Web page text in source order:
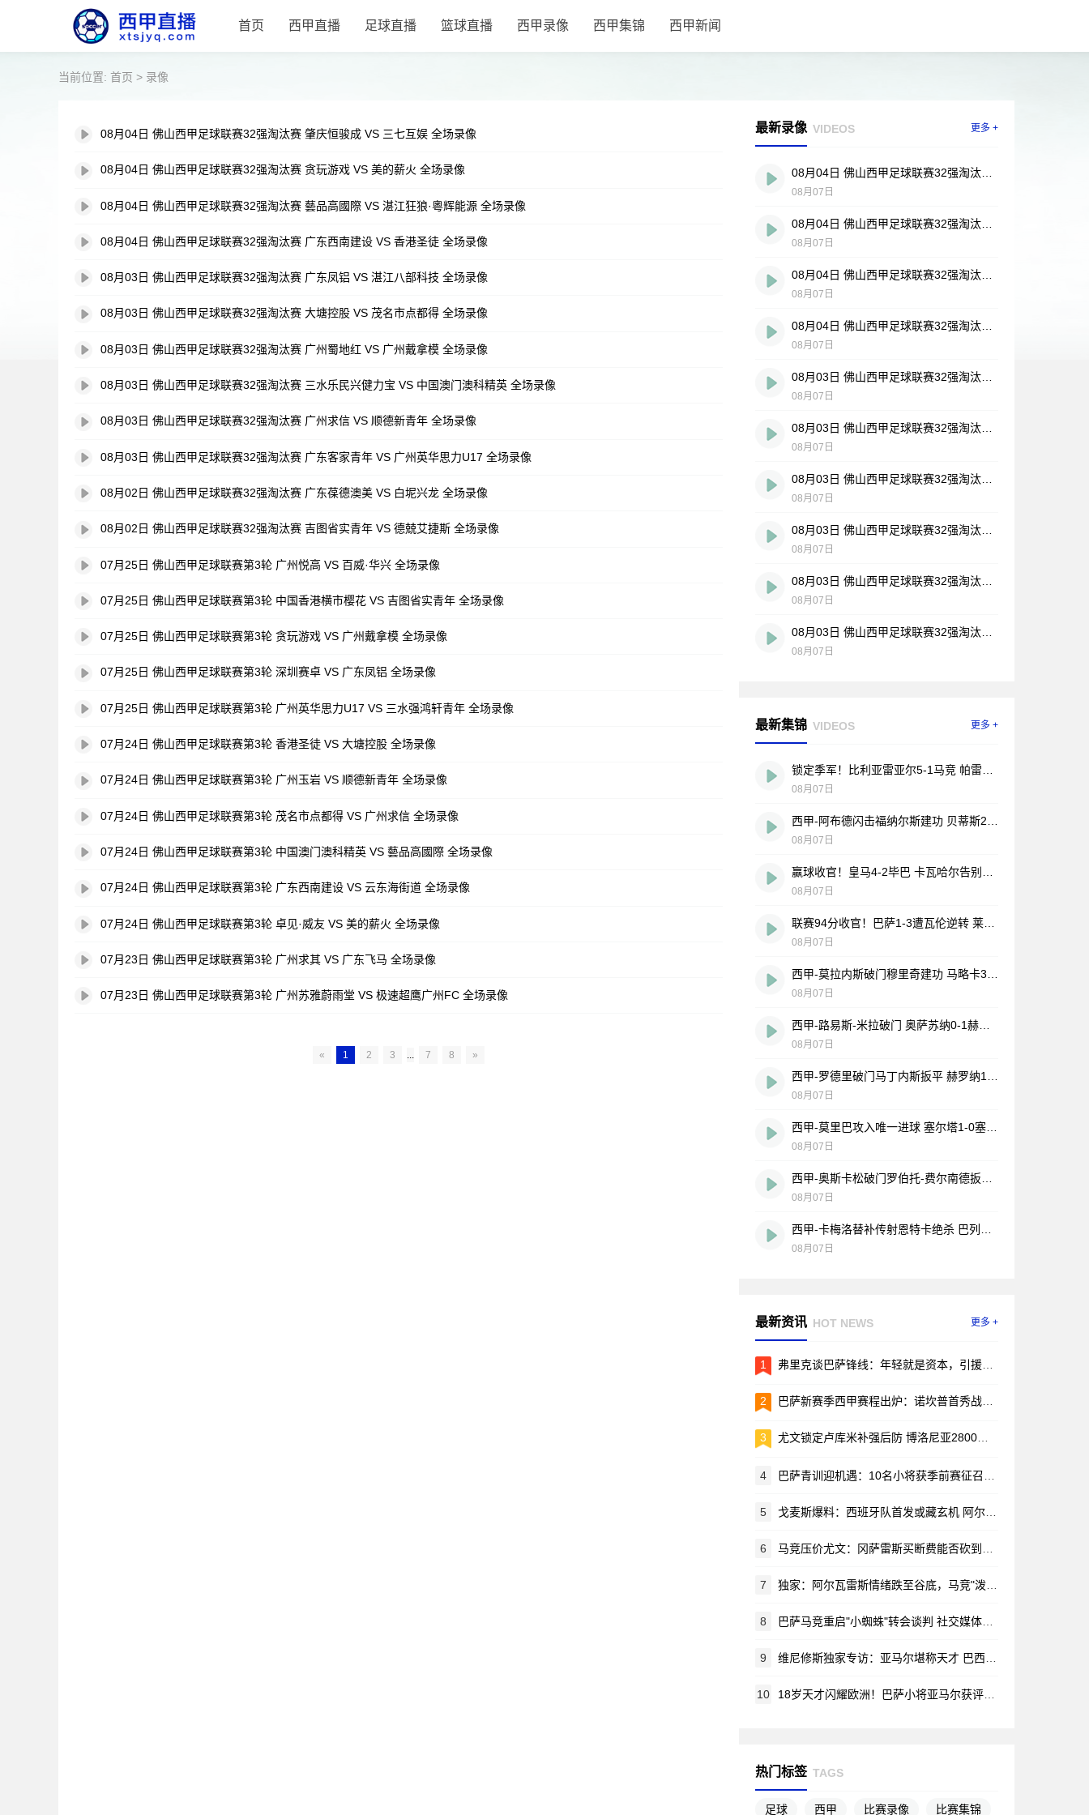
首页 西甲直播 足球直播 篮球直播 西甲录像 西甲集锦 西甲新闻
当前位置: 首页 > 录像
08月04日 佛山西甲足球联赛32强淘汰赛 肇庆恒骏成 VS 三七互娱 全场录像
08月04日 佛山西甲足球联赛32强淘汰赛 贪玩游戏 VS 美的薪火 全场录像
08月04日 佛山西甲足球联赛32强淘汰赛 藝品高國際 VS 湛江狂狼·粵辉能源 全场录像
08月04日 佛山西甲足球联赛32强淘汰赛 广东西南建设 VS 香港圣徒 全场录像
08月03日 佛山西甲足球联赛32强淘汰赛 广东凤铝 VS 湛江八部科技 全场录像
08月03日 佛山西甲足球联赛32强淘汰赛 大塘控股 VS 茂名市点都得 全场录像
08月03日 佛山西甲足球联赛32强淘汰赛 广州蜀地红 VS 广州戴拿模 全场录像
08月03日 佛山西甲足球联赛32强淘汰赛 三水乐民兴健力宝 VS 中国澳门澳科精英 全场录像
08月03日 佛山西甲足球联赛32强淘汰赛 广州求信 VS 顺德新青年 全场录像
08月03日 佛山西甲足球联赛32强淘汰赛 广东客家青年 VS 广州英华思力U17 全场录像
08月02日 佛山西甲足球联赛32强淘汰赛 广东葆德澳美 VS 白坭兴龙 全场录像
08月02日 佛山西甲足球联赛32强淘汰赛 吉图省实青年 VS 德兢艾捷斯 全场录像
07月25日 佛山西甲足球联赛第3轮 广州悦高 VS 百威·华兴 全场录像
07月25日 佛山西甲足球联赛第3轮 中国香港横市樱花 VS 吉图省实青年 全场录像
07月25日 佛山西甲足球联赛第3轮 贪玩游戏 VS 广州戴拿模 全场录像
07月25日 佛山西甲足球联赛第3轮 深圳赛卓 VS 广东凤铝 全场录像
07月25日 佛山西甲足球联赛第3轮 广州英华思力U17 VS 三水强鸿轩青年 全场录像
07月24日 佛山西甲足球联赛第3轮 香港圣徒 VS 大塘控股 全场录像
07月24日 佛山西甲足球联赛第3轮 广州玉岩 VS 顺德新青年 全场录像
07月24日 佛山西甲足球联赛第3轮 茂名市点都得 VS 广州求信 全场录像
07月24日 佛山西甲足球联赛第3轮 中国澳门澳科精英 VS 藝品高國際 全场录像
07月24日 佛山西甲足球联赛第3轮 广东西南建设 VS 云东海街道 全场录像
07月24日 佛山西甲足球联赛第3轮 卓见·威友 VS 美的薪火 全场录像
07月23日 佛山西甲足球联赛第3轮 广州求其 VS 广东飞马 全场录像
07月23日 佛山西甲足球联赛第3轮 广州苏雅蔚雨堂 VS 极速超鹰广州FC 全场录像
« 1 2 3 ... 7 8 »
最新录像 VIDEOS 更多 +
08月07日
08月07日
08月07日
08月07日
08月07日
08月07日
08月07日
08月07日
08月07日
08月07日
最新集锦 VIDEOS 更多 +
08月07日
08月07日
08月07日
08月07日
08月07日
08月07日
08月07日
08月07日
08月07日
08月07日
最新资讯 HOT NEWS 更多 +
1 弗里克谈巴萨锋线：年轻就是资本，引援的事儿先放放
2 巴萨新赛季西甲赛程出炉：诺坎普首秀战毕包，两回合国家德比引爆焦点
3 尤文锁定卢库米补强后防 博洛尼亚2800万欧要价成转会关键
4 巴萨青训迎机遇：10名小将获季前赛征召令 哈姆扎等新星在列
5 戈麦斯爆料：西班牙队首发或藏玄机 阿尔瓦雷斯锁定马竞新赛季蓝图
6 马竞压价尤文：冈萨雷斯买断费能否砍到2000万？
7 独家：阿尔瓦雷斯情绪跌至谷底，马竞"泼脏水"言论激怒阿根廷新星
8 巴萨马竞重启"小蜘蛛"转会谈判 社交媒体风波无碍交易推进
9 维尼修斯独家专访：亚马尔堪称天才 巴西渴望重夺世界杯荣耀
10 18岁天才闪耀欧洲！巴萨小将亚马尔获评赛季最佳新星
热门标签 TAGS
足球 西甲 比赛录像 比赛集锦